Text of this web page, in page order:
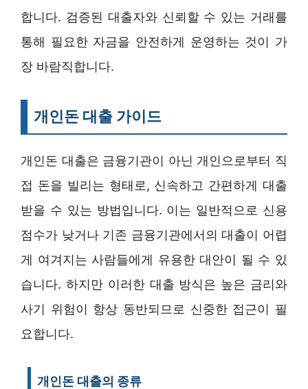
합니다. 검증된 대출자와 신뢰할 수 있는 거래를
통해 필요한 자금을 안전하게 운영하는 것이 가
장 바람직합니다.
개인돈 대출 가이드
개인돈 대출은 금융기관이 아닌 개인으로부터 직
접 돈을 빌리는 형태로, 신속하고 간편하게 대출
받을 수 있는 방법입니다. 이는 일반적으로 신용
점수가 낮거나 기존 금융기관에서의 대출이 어렵
게 여겨지는 사람들에게 유용한 대안이 될 수 있
습니다. 하지만 이러한 대출 방식은 높은 금리와
사기 위험이 항상 동반되므로 신중한 접근이 필
요합니다.
개인돈 대출의 종류